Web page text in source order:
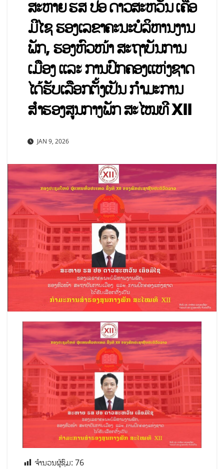
ສະຫາຍ ຮສ ປອ ດາວສະຫວັນ ເຄືອ
ມີໄຊ ຮອງເລຂາຄະນະບໍລິຫານງານ
ພັກ, ຮອງຫົວໜ້າ ສະຖາບັນການ
ເມືອງ ແລະ ການປົກຄອງແຫ່ງຊາດ
ໄດ້ຮັບເລືອກຕັ້ງເປັນ ກຳມະການ
ສຳຮອງສູນກາງພັກ ສະໄໝທີ XII
JAN 9, 2026
ຈຳນວນຜູ້ຊົມ: 76